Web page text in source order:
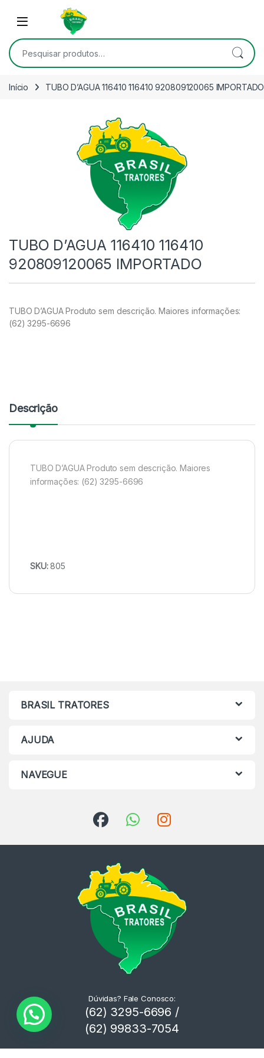
Skip to navigation
Open
Pesquisar por:
Início TUBO D’AGUA 116410 116410 920809120065 IMPORTADO
TUBO D’AGUA 116410 116410
920809120065 IMPORTADO
TUBO D’AGUA Produto sem descrição. Maiores informações:
(62) 3295-6696
Descrição
TUBO D’AGUA Produto sem descrição. Maiores
informações: (62) 3295-6696
SKU:805
BRASIL TRATORES
AJUDA
NAVEGUE
Dúvidas? Fale Conosco:
(62) 3295-6696 /
(62) 99833-7054